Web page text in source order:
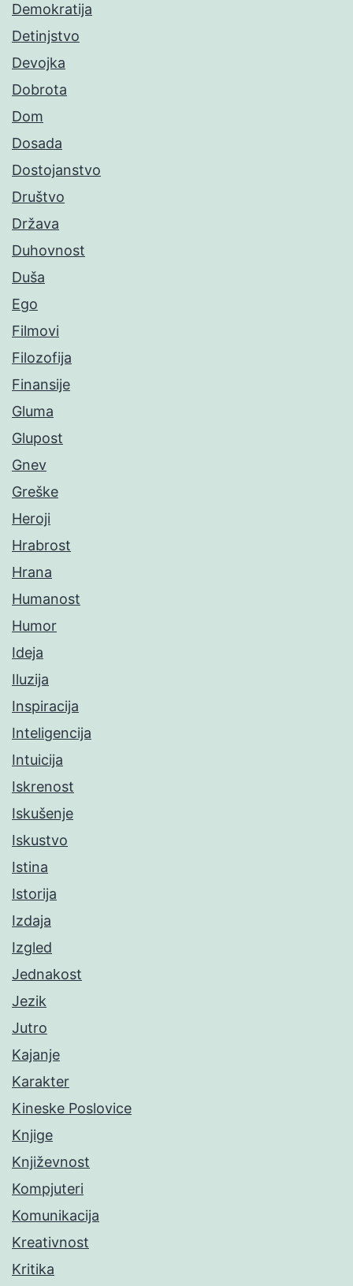
Demokratija
Detinjstvo
Devojka
Dobrota
Dom
Dosada
Dostojanstvo
Društvo
Država
Duhovnost
Duša
Ego
Filmovi
Filozofija
Finansije
Gluma
Glupost
Gnev
Greške
Heroji
Hrabrost
Hrana
Humanost
Humor
Ideja
Iluzija
Inspiracija
Inteligencija
Intuicija
Iskrenost
Iskušenje
Iskustvo
Istina
Istorija
Izdaja
Izgled
Jednakost
Jezik
Jutro
Kajanje
Karakter
Kineske Poslovice
Knjige
Književnost
Kompjuteri
Komunikacija
Kreativnost
Kritika